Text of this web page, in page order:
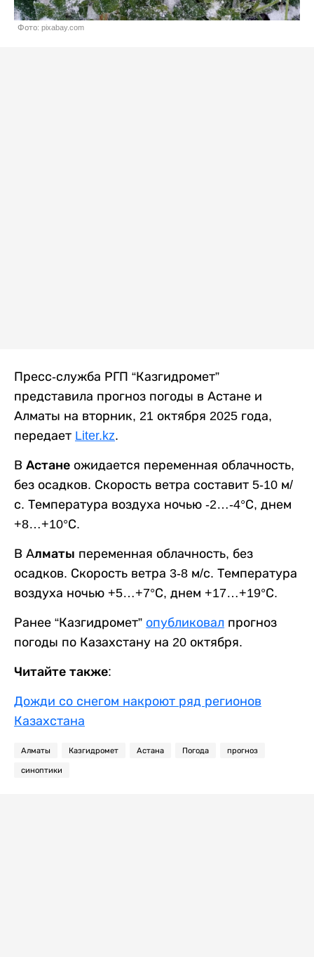
Фото: pixabay.com
Пресс-служба РГП “Казгидромет”
представила прогноз погоды в Астане и
Алматы на вторник, 21 октября 2025 года,
передает Liter.kz.
В Астане ожидается переменная облачность,
без осадков. Скорость ветра составит 5-10 м/
с. Температура воздуха ночью -2…-4°С, днем
+8…+10°С.
В Алматы переменная облачность, без
осадков. Скорость ветра 3-8 м/с. Температура
воздуха ночью +5…+7°С, днем +17…+19°С.
Ранее “Казгидромет” опубликовал прогноз
погоды по Казахстану на 20 октября.
Читайте также:
Дожди со снегом накроют ряд регионов
Казахстана
Алматы Казгидромет Астана Погода прогноз
синоптики